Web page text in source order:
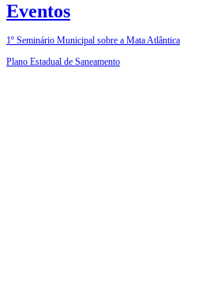
Eventos
1º Seminário Municipal sobre a Mata Atlântica
Plano Estadual de Saneamento